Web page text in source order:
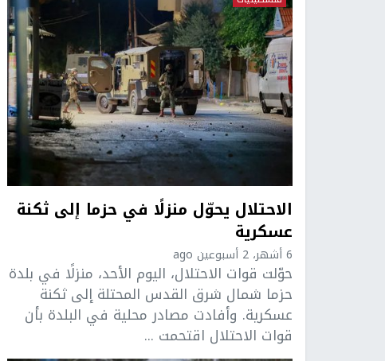
الاحتلال يحوّل منزلًا في حزما إلى ثكنة
عسكرية
6 أشهر، 2 أسبوعين ago
حوّلت قوات الاحتلال، اليوم الأحد، منزلًا في بلدة
حزما شمال شرق القدس المحتلة إلى ثكنة
عسكرية. وأفادت مصادر محلية في البلدة بأن
قوات الاحتلال اقتحمت ...